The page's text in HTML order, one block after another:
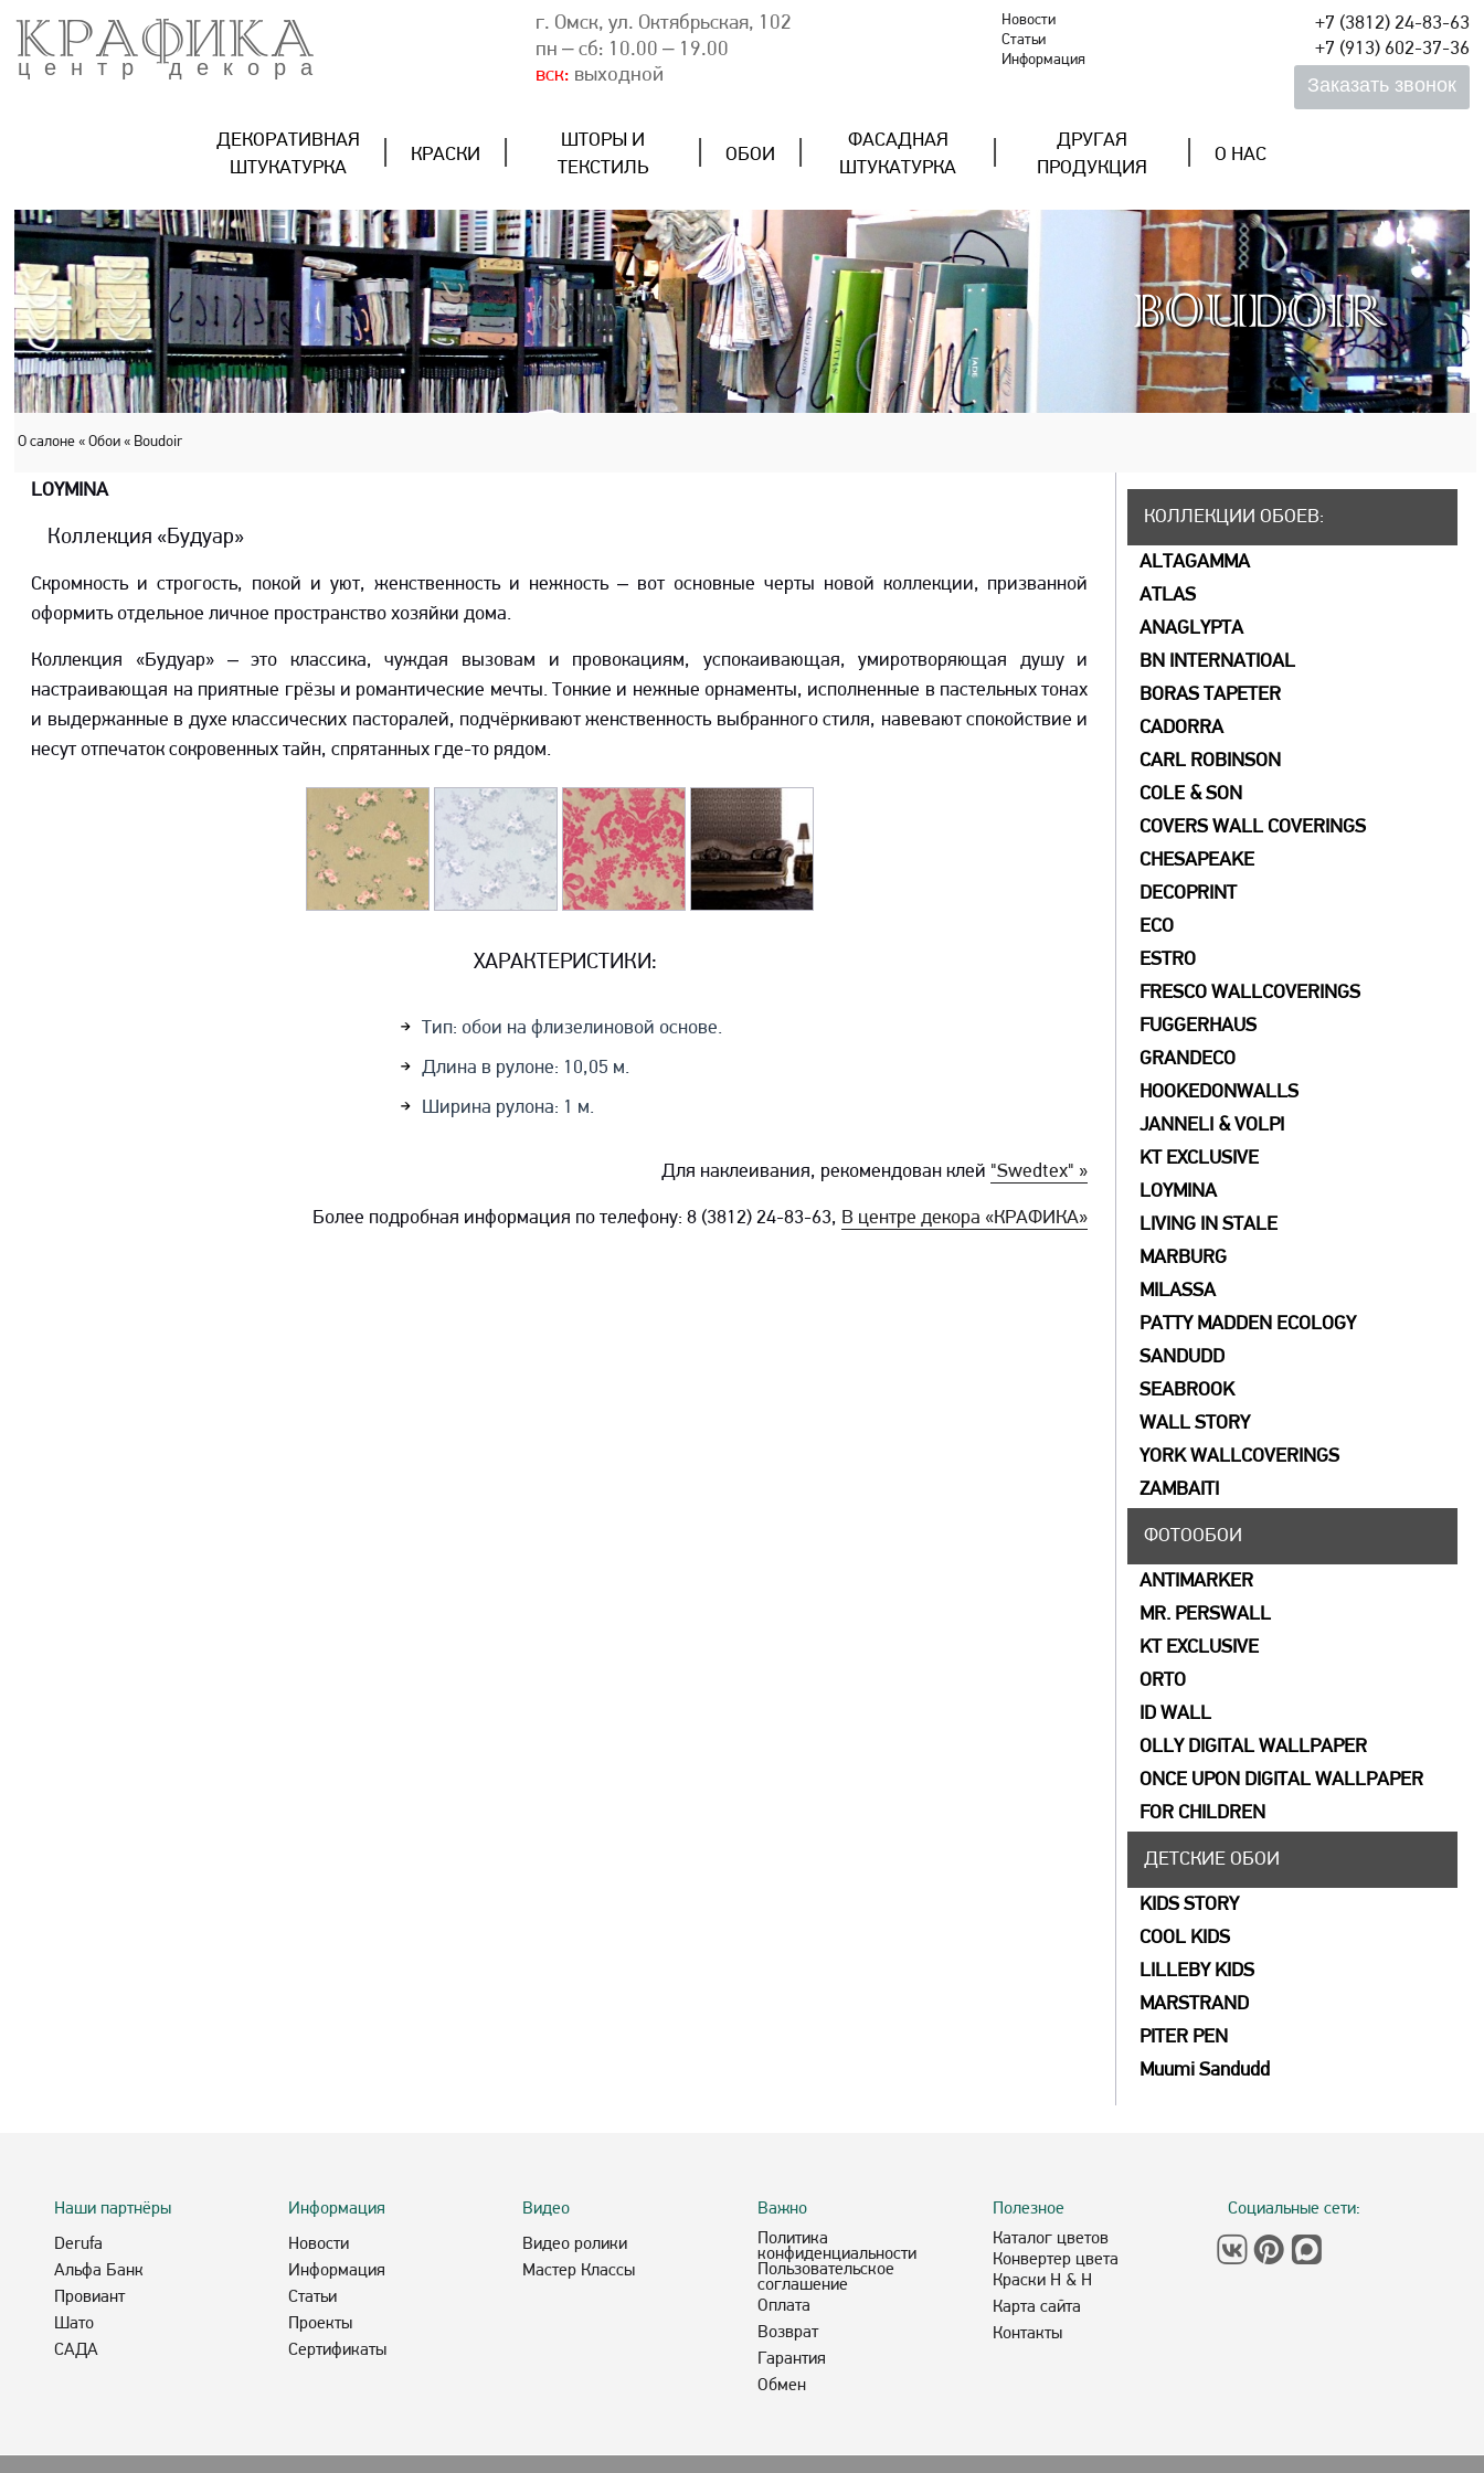
КРАФИКА
центр декора
г. Омск, ул. Октябрьская, 102
пн – сб: 10.00 – 19.00
вск: выходной
Новости
Статьи
Информация
+7 (3812) 24-83-63
+7 (913) 602-37-36
ДЕКОРАТИВНАЯ
ШТУКАТУРКА
КРАСКИ
ШТОРЫ И
ТЕКСТИЛЬ
ОБОИ
ФАСАДНАЯ
ШТУКАТУРКА
ДРУГАЯ
ПРОДУКЦИЯ
О НАС
BOUDOIR
О салоне« Обои « Boudoir
LOYMINA
Коллекция «Будуар»
Скромность и строгость, покой и уют, женственность и нежность – вот основные черты новой коллекции, призванной
оформить отдельное личное пространство хозяйки дома.
Коллекция «Будуар» – это классика, чуждая вызовам и провокациям, успокаивающая, умиротворяющая душу и
настраивающая на приятные грёзы и романтические мечты. Тонкие и нежные орнаменты, исполненные в пастельных тонах
и выдержанные в духе классических пасторалей, подчёркивают женственность выбранного стиля, навевают спокойствие и
несут отпечаток сокровенных тайн, спрятанных где-то рядом.
ХАРАКТЕРИСТИКИ:
Тип: обои на флизелиновой основе.
Длина в рулоне: 10,05 м.
Ширина рулона: 1 м.
Для наклеивания, рекомендован клей "Swedtex" »
Более подробная информация по телефону: 8 (3812) 24-83-63, В центре декора «КРАФИКА»
КОЛЛЕКЦИИ ОБОЕВ:
ALTAGAMMA
ATLAS
ANAGLYPTA
BN INTERNATIOAL
BORAS TAPETER
CADORRA
CARL ROBINSON
COLE & SON
COVERS WALL COVERINGS
СHESAPEAKE
DECOPRINT
ECO
ESTRO
FRESCO WALLCOVERINGS
FUGGERHAUS
GRANDECO
HOOKEDONWALLS
JANNELI & VOLPI
KT EXCLUSIVE
LOYMINA
LIVING IN STALE
MARBURG
MILASSA
PATTY MADDEN ECOLOGY
SANDUDD
SEABROOK
WALL STORY
YORK WALLCOVERINGS
ZAMBAITI
ФОТООБОИ
ANTIMARKER
MR. PERSWALL
KT EXCLUSIVE
ORTO
ID WALL
OLLY DIGITAL WALLPAPER
ONCE UPON DIGITAL WALLPAPER
FOR CHILDREN
ДЕТСКИЕ ОБОИ
KIDS STORY
COOL KIDS
LILLEBY KIDS
MARSTRAND
PITER PEN
Muumi Sandudd
Наши партнёры
Derufa
Альфа Банк
Провиант
Шато
САДА
Информация
Новости
Информация
Статьи
Проекты
Сертификаты
Видео
Видео ролики
Мастер Классы
Важно
Политика
конфиденциальности
Пользовательское
соглашение
Оплата
Возврат
Гарантия
Обмен
Полезное
Каталог цветов
Конвертер цвета
Краски H & H
Карта сайта
Контакты
Социальные сети: